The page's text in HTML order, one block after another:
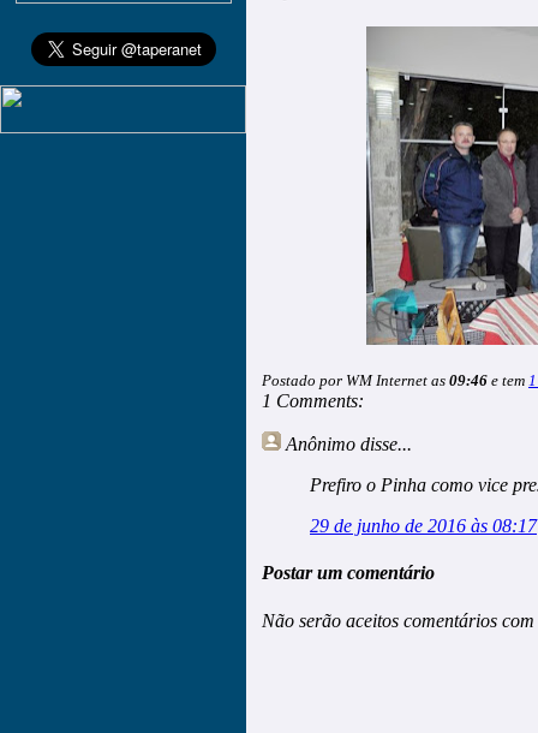
Postado por WM Internet as 09:46 e tem
1 Comments:
Anônimo disse...
Prefiro o Pinha como vice
29 de junho de 2016 às 08:17
Postar um comentário
Não serão aceitos comentários